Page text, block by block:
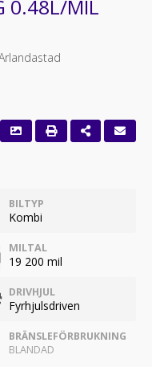
0.48L/MIL
BILTYP
Kombi
MILTAL
19 200 mil
DRIVHJUL
Fyrhjulsdriven
BRÄNSLEFÖRBRUKNING
BLANDAD